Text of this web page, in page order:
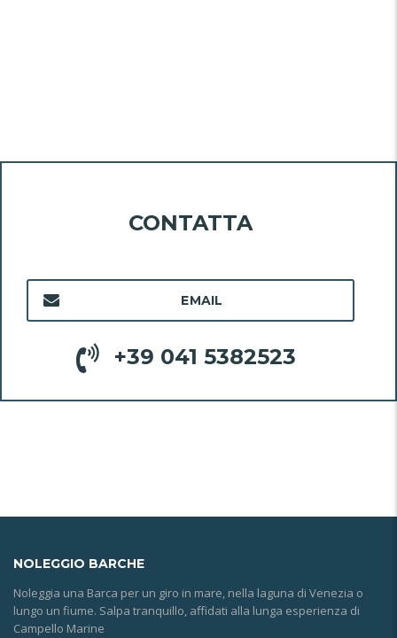
CONTATTA
EMAIL
+39 041 5382523
NOLEGGIO BARCHE
Noleggia una Barca per un giro in mare, nella laguna di Venezia o
lungo un fiume. Salpa tranquillo, affidati alla lunga esperienza di
Campello Marine